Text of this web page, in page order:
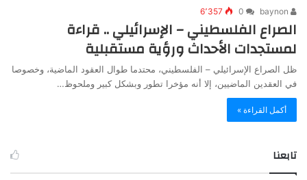
0 6٬357
الصراع الفلسطيني – الإسرائيلي .. قراءة
لمستجدات الأحداث ورؤية مستقبلية
ظل الصراع الإسرائيلي – الفلسطيني، محتدما طوال العقود الماضية، وخصوصا
في العقدين الماضيين، إلا أنه مؤخرا تطور وبشكل كبير وملحوظ…
أكمل القراءة »
تابعنا